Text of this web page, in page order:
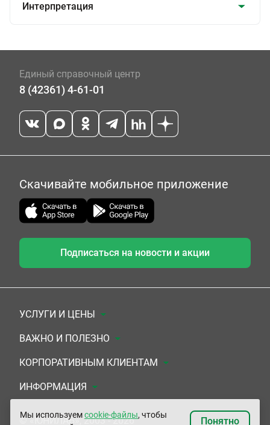
Интерпретация
Единый справочный центр
8 (42361) 4-61-01
Скачивайте мобильное приложение
Подписаться на новости и акции
УСЛУГИ И ЦЕНЫ
Анализы
Комплексы
УЗИ
ЭКГ/Холтер/СМАД
ВАЖНО И ПОЛЕЗНО
Документы для заключения договора
Система скидок
Подарочные сертификаты
КОРПОРАТИВНЫМ КЛИЕНТАМ
Медицинским организациям
Прочим организациям
ИНФОРМАЦИЯ
О Компании
© «ЮНИЛАБ», 2003 - 2026
Мы используемcookie-файлы, чтобы
Понятно